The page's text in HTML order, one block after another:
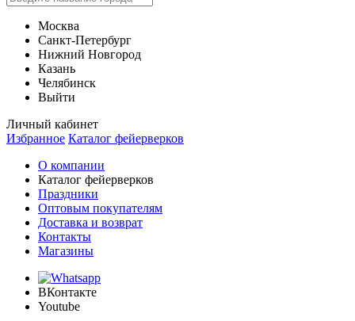
Москва
Санкт-Петербург
Нижний Новгород
Казань
Челябинск
Выйти
Личный кабинет
Избранное Каталог фейерверков
О компании
Каталог фейерверков
Праздники
Оптовым покупателям
Доставка и возврат
Контакты
Магазины
ВКонтакте
Youtube